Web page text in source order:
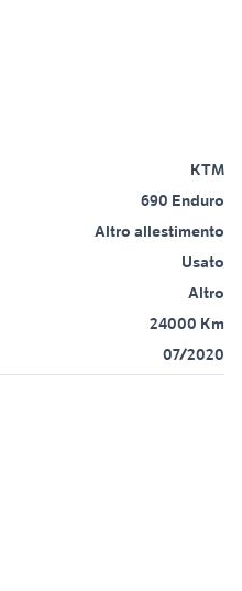
KTM
690 Enduro
Altro allestimento
Usato
Altro
24000 Km
07/2020